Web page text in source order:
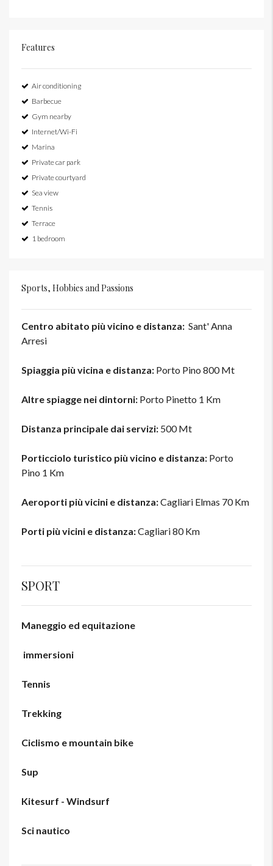
Features
Air conditioning
Barbecue
Gym nearby
Internet/Wi-Fi
Marina
Private car park
Private courtyard
Sea view
Tennis
Terrace
1 bedroom
Sports, Hobbies and Passions
Centro abitato più vicino e distanza: Sant' Anna
Arresi
Spiaggia più vicina e distanza: Porto Pino 800 Mt
Altre spiagge nei dintorni: Porto Pinetto 1 Km
Distanza principale dai servizi: 500 Mt
Porticciolo turistico più vicino e distanza: Porto
Pino 1 Km
Aeroporti più vicini e distanza:Cagliari Elmas 70 Km
Porti più vicini e distanza:Cagliari 80 Km
SPORT
Maneggio ed equitazione
immersioni
Tennis
Trekking
Ciclismo e mountain bike
Sup
Kitesurf - Windsurf
Sci nautico